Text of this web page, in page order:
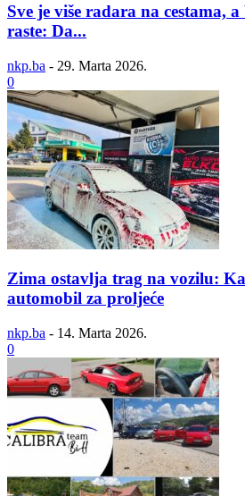
Sve je više radara na cestama,
raste: Da...
nkp.ba - 29. Marta 2026.
0
Zima ostavlja trag na vozilu:
automobil za proljeće
nkp.ba - 14. Marta 2026.
0